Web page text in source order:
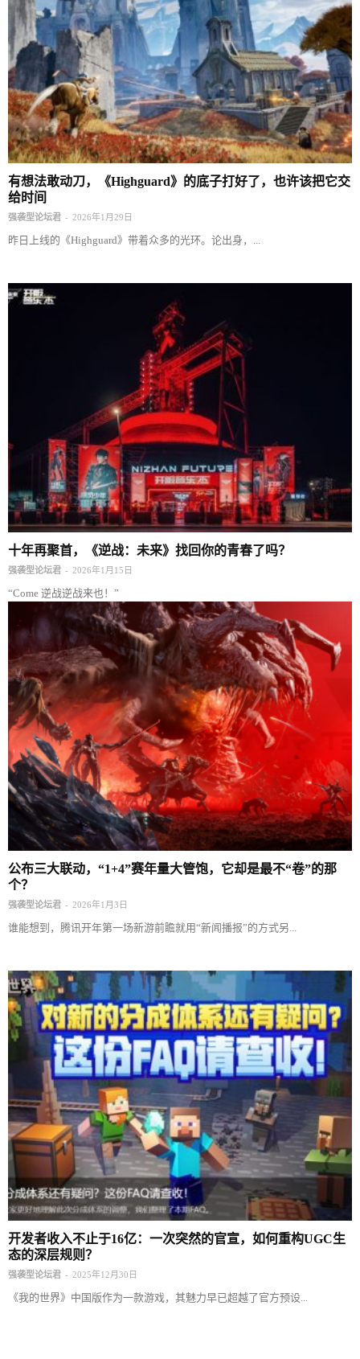
有想法敢动刀，《Highguard》的底子打好了，也许该把它交
给时间
强袭型论坛君 - 2026年1月29日
昨日上线的《Highguard》带着众多的光环。论出身，...
十年再聚首，《逆战：未来》找回你的青春了吗？
强袭型论坛君 - 2026年1月15日
“Come 逆战逆战来也！”
公布三大联动，“1+4”赛年量大管饱，它却是最不“卷”的那
个？
强袭型论坛君 - 2026年1月3日
谁能想到，腾讯开年第一场新游前瞻就用“新闻播报”的方式另...
开发者收入不止于16亿：一次突然的官宣，如何重构UGC生
态的深层规则？
强袭型论坛君 - 2025年12月30日
《我的世界》中国版作为一款游戏，其魅力早已超越了官方预设...